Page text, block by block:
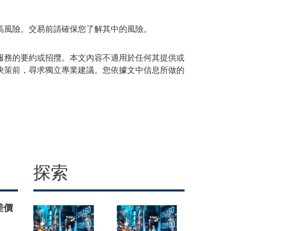
險。交易前請確保您了解其中的風險。
的要約或招攬。本文內容不適用於任何其提供或
前，尋求獨立專業建議。您依據文中信息所做的
價
探索